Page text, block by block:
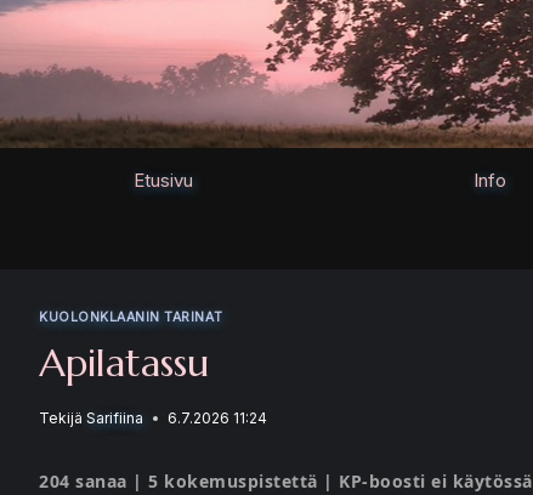
Siirry
sisältöön
Etusivu Info
KUOLONKLAANIN TARINAT
Apilatassu
Tekijä Sarifiina 6.7.2026 11:24
204 sanaa | 5 kokemuspistettä | KP-boosti ei käytössä